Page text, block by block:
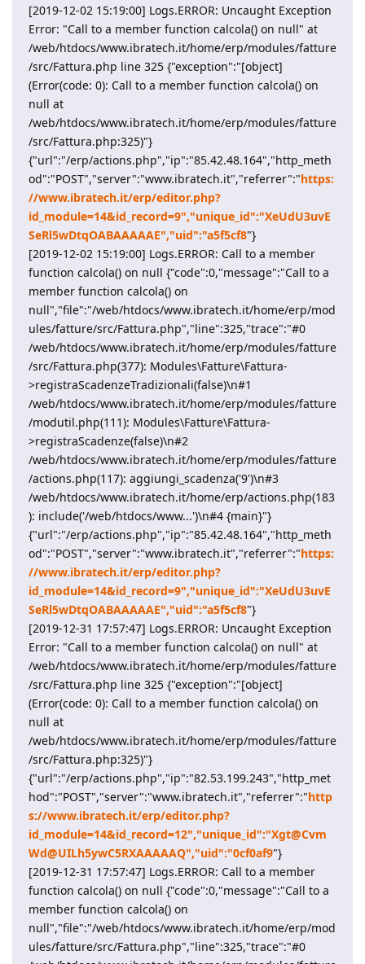
[2019-12-02 15:19:00] Logs.ERROR: Uncaught Exception
Error: "Call to a member function calcola() on null" at
/web/htdocs/www.ibratech.it/home/erp/modules/fatture
/src/Fattura.php line 325 {"exception":"[object]
(Error(code: 0): Call to a member function calcola() on
null at
/web/htdocs/www.ibratech.it/home/erp/modules/fatture
/src/Fattura.php:325)"}
{"url":"/erp/actions.php","ip":"85.42.48.164","http_meth
od":"POST","server":"www.ibratech.it","referrer":"https:
//www.ibratech.it/erp/editor.php?
id_module=14&id_record=9","unique_id":"XeUdU3uvE
SeRl5wDtqOABAAAAAE","uid":"a5f5cf8"}
[2019-12-02 15:19:00] Logs.ERROR: Call to a member
function calcola() on null {"code":0,"message":"Call to a
member function calcola() on
null","file":"/web/htdocs/www.ibratech.it/home/erp/mod
ules/fatture/src/Fattura.php","line":325,"trace":"#0
/web/htdocs/www.ibratech.it/home/erp/modules/fatture
/src/Fattura.php(377): Modules\Fatture\Fattura-
>registraScadenzeTradizionali(false)\n#1
/web/htdocs/www.ibratech.it/home/erp/modules/fatture
/modutil.php(111): Modules\Fatture\Fattura-
>registraScadenze(false)\n#2
/web/htdocs/www.ibratech.it/home/erp/modules/fatture
/actions.php(117): aggiungi_scadenza('9')\n#3
/web/htdocs/www.ibratech.it/home/erp/actions.php(183
): include('/web/htdocs/www...')\n#4 {main}"}
{"url":"/erp/actions.php","ip":"85.42.48.164","http_meth
od":"POST","server":"www.ibratech.it","referrer":"https:
//www.ibratech.it/erp/editor.php?
id_module=14&id_record=9","unique_id":"XeUdU3uvE
SeRl5wDtqOABAAAAAE","uid":"a5f5cf8"}
[2019-12-31 17:57:47] Logs.ERROR: Uncaught Exception
Error: "Call to a member function calcola() on null" at
/web/htdocs/www.ibratech.it/home/erp/modules/fatture
/src/Fattura.php line 325 {"exception":"[object]
(Error(code: 0): Call to a member function calcola() on
null at
/web/htdocs/www.ibratech.it/home/erp/modules/fatture
/src/Fattura.php:325)"}
{"url":"/erp/actions.php","ip":"82.53.199.243","http_met
hod":"POST","server":"www.ibratech.it","referrer":"http
s://www.ibratech.it/erp/editor.php?
id_module=14&id_record=12","unique_id":"Xgt@Cvm
Wd@UILh5ywC5RXAAAAAQ","uid":"0cf0af9"}
[2019-12-31 17:57:47] Logs.ERROR: Call to a member
function calcola() on null {"code":0,"message":"Call to a
member function calcola() on
null","file":"/web/htdocs/www.ibratech.it/home/erp/mod
ules/fatture/src/Fattura.php","line":325,"trace":"#0